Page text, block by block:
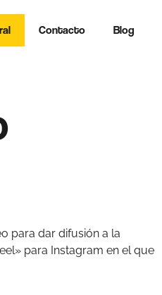
Contacto Blog
para dar difusión a la
para Instagram en el que